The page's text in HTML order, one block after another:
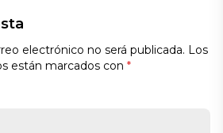
electrónico no será publicada. Los
están marcados con *